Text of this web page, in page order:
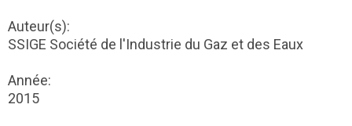
Auteur(s):
SSIGE Société de l'Industrie du Gaz et des Eaux
Année:
2015